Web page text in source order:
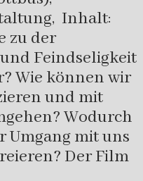
Inhalt:
zu der
Feindseligkeit
Wie können wir
und mit
Wodurch
Umgang mit uns
Der Film